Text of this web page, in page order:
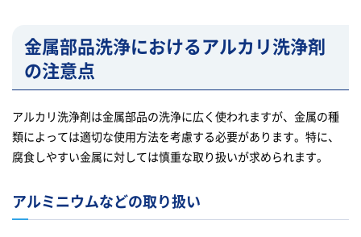
金属部品洗浄におけるアルカリ洗浄剤
の注意点
アルカリ洗浄剤は金属部品の洗浄に広く使われますが、金属の種
類によっては適切な使用方法を考慮する必要があります。特に、
腐食しやすい金属に対しては慎重な取り扱いが求められます。
アルミニウムなどの取り扱い